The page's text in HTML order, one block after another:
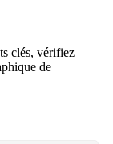
clés, vérifiez
de